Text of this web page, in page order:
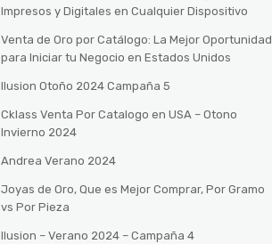
Impresos y Digitales en Cualquier Dispositivo
Venta de Oro por Catálogo: La Mejor Oportunidad
para Iniciar tu Negocio en Estados Unidos
Ilusion Otoño 2024 Campaña 5
Cklass Venta Por Catalogo en USA – Otono
Invierno 2024
Andrea Verano 2024
Joyas de Oro, Que es Mejor Comprar, Por Gramo
vs Por Pieza
Ilusion – Verano 2024 – Campaña 4